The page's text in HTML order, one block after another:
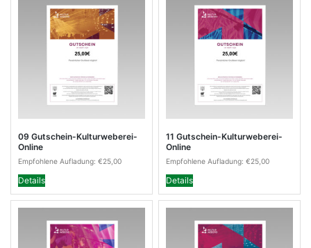
09 Gutschein-Kulturweberei-
Online
Empfohlene Aufladung: €25,00
Details
11 Gutschein-Kulturweberei-
Online
Empfohlene Aufladung: €25,00
Details